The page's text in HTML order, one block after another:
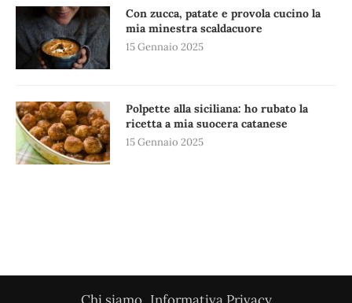
Con zucca, patate e provola cucino la
mia minestra scaldacuore
15 Gennaio 2025
Polpette alla siciliana: ho rubato la
ricetta a mia suocera catanese
15 Gennaio 2025